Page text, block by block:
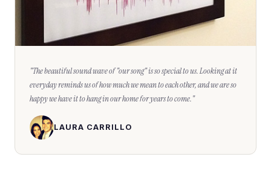
"The beautiful sound wave of "our song" is so special to us. Looking at it
everyday reminds us of how much we mean to each other, and we are so
happy we have it to hang in our home for years to come."
LAURA CARRILLO